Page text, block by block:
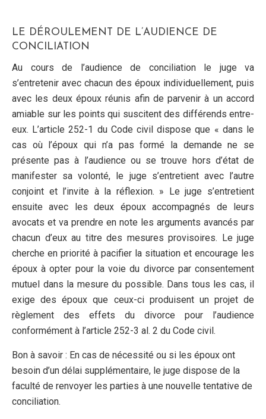
LE DÉROULEMENT DE L’AUDIENCE DE
CONCILIATION
Au cours de l’audience de conciliation le juge va
s’entretenir avec chacun des époux individuellement, puis
avec les deux époux réunis afin de parvenir à un accord
amiable sur les points qui suscitent des différends entre-
eux. L’article 252-1 du Code civil dispose que « dans le
cas où l’époux qui n’a pas formé la demande ne se
présente pas à l’audience ou se trouve hors d’état de
manifester sa volonté, le juge s’entretient avec l’autre
conjoint et l’invite à la réflexion. » Le juge s’entretient
ensuite avec les deux époux accompagnés de leurs
avocats et va prendre en note les arguments avancés par
chacun d’eux au titre des mesures provisoires. Le juge
cherche en priorité à pacifier la situation et encourage les
époux à opter pour la voie du divorce par consentement
mutuel dans la mesure du possible. Dans tous les cas, il
exige des époux que ceux-ci produisent un projet de
règlement des effets du divorce pour l’audience
conformément à l’article 252-3 al. 2 du Code civil.
Bon à savoir : En cas de nécessité ou si les époux ont
besoin d’un délai supplémentaire, le juge dispose de la
faculté de renvoyer les parties à une nouvelle tentative de
conciliation.